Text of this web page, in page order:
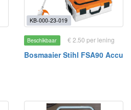
KB-000-23-019
Beschikbaar € 2.50 per lening
Bosmaaier Stihl FSA90 Accu